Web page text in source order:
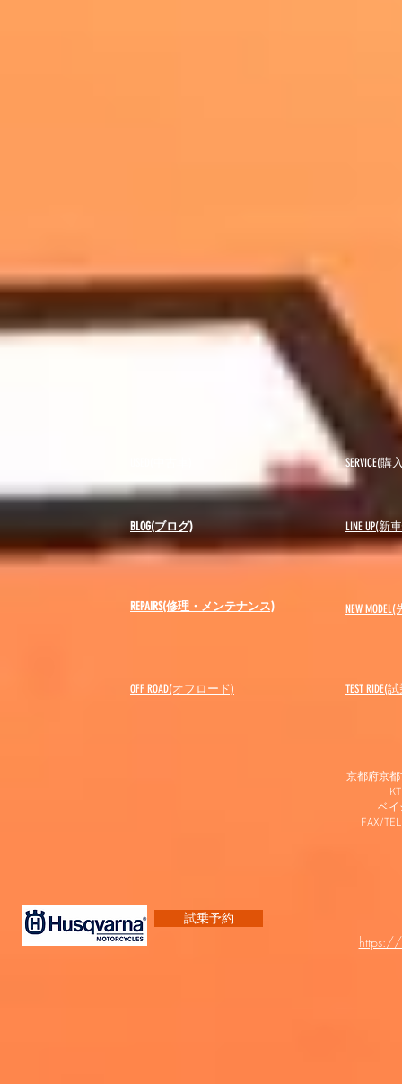
BLOG(ブログ)
SERVICE(
LINE UP(新
REPAIRS(修理・メンテナンス) NEW MODEL(
OFF ROAD(オフロード) ​TEST RIDE(
京都府京
ベイ
FAX/
試乗予約
https://